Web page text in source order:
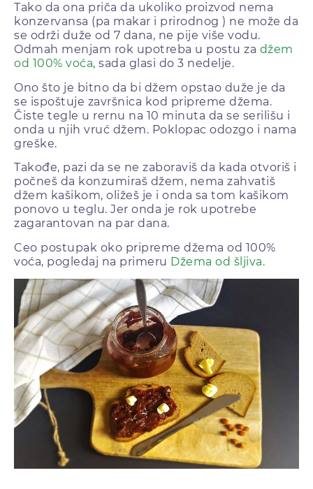
Tako da ona priča da ukoliko proizvod nema
konzervansa (pa makar i prirodnog ) ne može da
se održi duže od 7 dana, ne pije više vodu.
Odmah menjam rok upotreba u postu za džem
od 100% voća, sada glasi do 3 nedelje.
Ono što je bitno da bi džem opstao duže je da
se ispoštuje završnica kod pripreme džema.
Čiste tegle u rernu na 10 minuta da se serilišu i
onda u njih vruć džem. Poklopac odozgo i nama
greške.
Takođe, pazi da se ne zaboraviš da kada otvoriš i
počneš da konzumiraš džem, nema zahvatiš
džem kašikom, oližeš je i onda sa tom kašikom
ponovo u teglu. Jer onda je rok upotrebe
zagarantovan na par dana.
Ceo postupak oko pripreme džema od 100%
voća, pogledaj na primeru Džema od šljiva.